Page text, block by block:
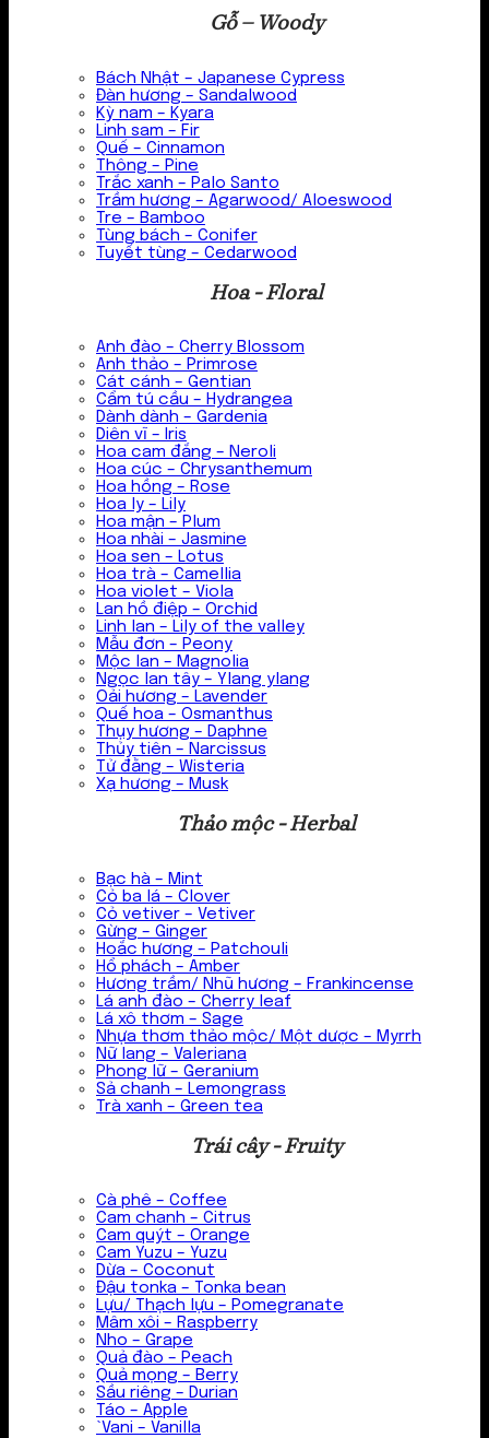
Gỗ – Woody
Bách Nhật – Japanese Cypress
Đàn hương – Sandalwood
Kỳ nam – Kyara
Linh sam – Fir
Quế – Cinnamon
Thông – Pine
Trắc xanh – Palo Santo
Trầm hương – Agarwood/ Aloeswood
Tre – Bamboo
Tùng bách – Conifer
Tuyết tùng – Cedarwood
Hoa - Floral
Anh đào – Cherry Blossom
Anh thảo – Primrose
Cát cánh – Gentian
Cẩm tú cầu – Hydrangea
Dành dành – Gardenia
Diên vĩ – Iris
Hoa cam đắng – Neroli
Hoa cúc – Chrysanthemum
Hoa hồng – Rose
Hoa ly – Lily
Hoa mận – Plum
Hoa nhài – Jasmine
Hoa sen – Lotus
Hoa trà – Camellia
Hoa violet – Viola
Lan hồ điệp – Orchid
Linh lan – Lily of the valley
Mẫu đơn – Peony
Mộc lan – Magnolia
Ngọc lan tây – Ylang ylang
Oải hương – Lavender
Quế hoa – Osmanthus
Thụy hương – Daphne
Thủy tiên – Narcissus
Tử đằng – Wisteria
Xạ hương – Musk
Thảo mộc - Herbal
Bạc hà – Mint
Cỏ ba lá – Clover
Cỏ vetiver – Vetiver
Gừng – Ginger
Hoắc hương – Patchouli
Hổ phách – Amber
Hương trầm/ Nhũ hương – Frankincense
Lá anh đào – Cherry leaf
Lá xô thơm – Sage
Nhựa thơm thảo mộc/ Một dược – Myrrh
Nữ lang – Valeriana
Phong lữ – Geranium
Sả chanh – Lemongrass
Trà xanh – Green tea
Trái cây - Fruity
Cà phê – Coffee
Cam chanh – Citrus
Cam quýt – Orange
Cam Yuzu – Yuzu
Dừa – Coconut
Đậu tonka – Tonka bean
Lựu/ Thạch lựu – Pomegranate
Mâm xôi – Raspberry
Nho – Grape
Quả đào – Peach
Quả mọng – Berry
Sầu riêng – Durian
Táo – Apple
`Vani – Vanilla